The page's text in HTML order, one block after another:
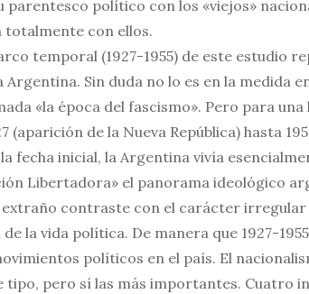
político con los «viejos»
con ellos.
temporal (1927-1955) de este estudio
Sin duda no lo es en la medida
«la época del fascismo». Pero para una
(aparición de la Nueva República) hasta
fecha inicial, la Argentina vivía
Libertadora» el panorama ideológico
contraste con el carácter
la vida política. De manera que 1927-
políticos en el país. El
tipo, pero sí las más importantes. Cuatro